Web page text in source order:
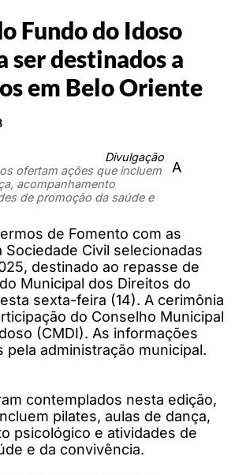
Fundo do Idoso
ser destinados a
em Belo Oriente
Divulgação
ofertam ações que incluem
acompanhamento
de promoção da saúde e
A
de Fomento com as
Sociedade Civil selecionadas
destinado ao repasse de
Municipal dos Direitos do
sexta-feira (14). A cerimônia
do Conselho Municipal
(CMDI). As informações
pela administração municipal.
contemplados nesta edição,
pilates, aulas de dança,
psicológico e atividades de
e da convivência.